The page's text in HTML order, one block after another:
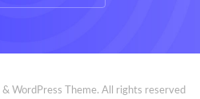
& WordPress Theme. All rights reserved